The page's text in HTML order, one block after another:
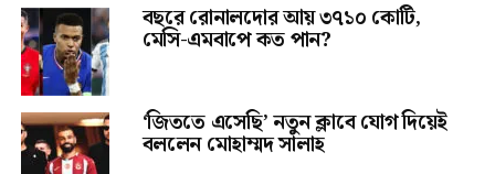
বছরে রোনালদোর আয় ৩৭১০ কোটি,
মেসি-এমবাপে কত পান?
‘জিততে এসেছি’ নতুন ক্লাবে যোগ দিয়েই
বললেন মোহাম্মদ সালাহ